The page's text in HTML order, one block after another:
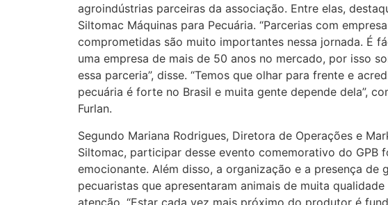
agroindústrias parceiras da associação. Entre elas,
Siltomac Máquinas para Pecuária. “Parcerias com
comprometidas são muito importantes nessa jornada. É
uma empresa de mais de 50 anos no mercado, por isso
essa parceria”, disse. “Temos que olhar para frente e
pecuária é forte no Brasil e muita gente depende dela”,
Furlan.
Segundo Mariana Rodrigues, Diretora de Operações e
Siltomac, participar desse evento comemorativo do GPB
emocionante. Além disso, a organização e a presença de
pecuaristas que apresentaram animais de muita qualidade
atenção. “Estar cada vez mais próximo do produtor é